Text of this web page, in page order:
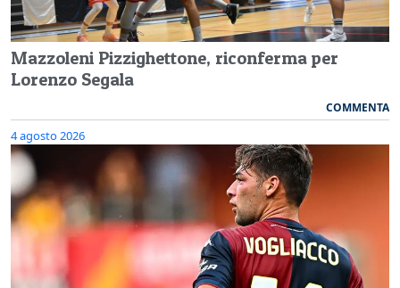
Mazzoleni Pizzighettone, riconferma per
Lorenzo Segala
COMMENTA
4 agosto 2026